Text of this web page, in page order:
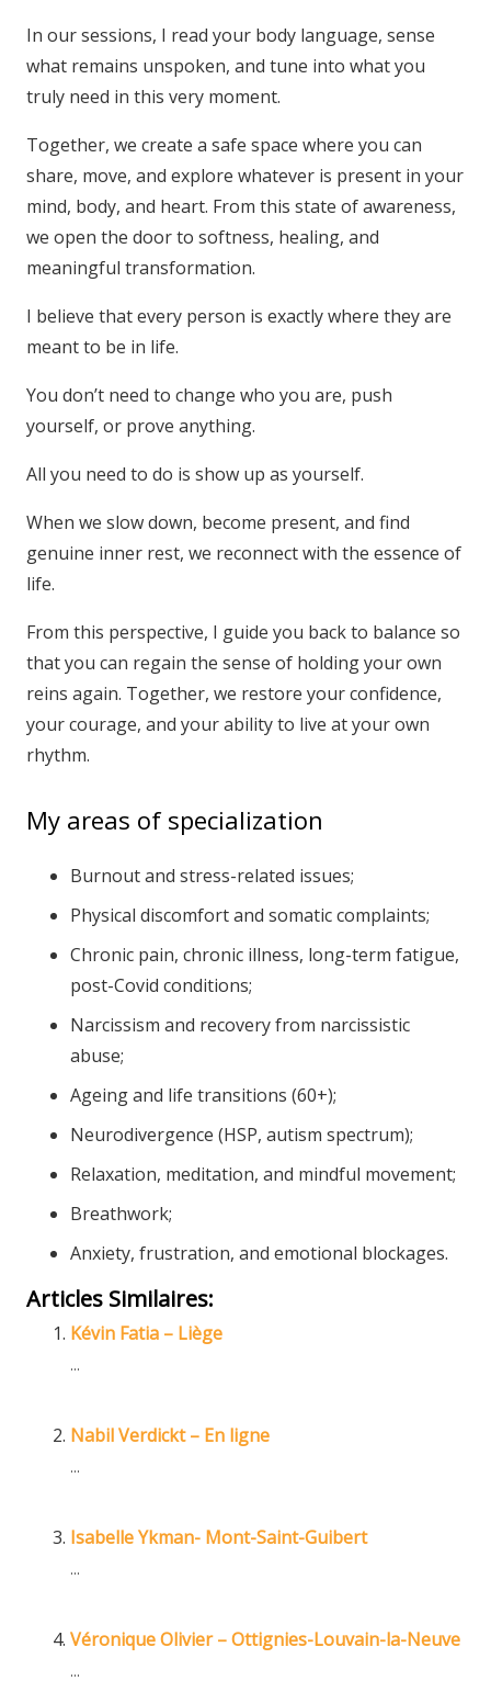
In our sessions, I read your body language, sense
what remains unspoken, and tune into what you
truly need in this very moment.
Together, we create a safe space where you can
share, move, and explore whatever is present in your
mind, body, and heart. From this state of awareness,
we open the door to softness, healing, and
meaningful transformation.
I believe that every person is exactly where they are
meant to be in life.
You don’t need to change who you are, push
yourself, or prove anything.
All you need to do is show up as yourself.
When we slow down, become present, and find
genuine inner rest, we reconnect with the essence of
life.
From this perspective, I guide you back to balance so
that you can regain the sense of holding your own
reins again. Together, we restore your confidence,
your courage, and your ability to live at your own
rhythm.
My areas of specialization
Burnout and stress-related issues;
Physical discomfort and somatic complaints;
Chronic pain, chronic illness, long-term fatigue,
post-Covid conditions;
Narcissism and recovery from narcissistic
abuse;
Ageing and life transitions (60+);
Neurodivergence (HSP, autism spectrum);
Relaxation, meditation, and mindful movement;
Breathwork;
Anxiety, frustration, and emotional blockages.
Articles Similaires:
Kévin Fatia – Liège
...
Nabil Verdickt – En ligne
...
Isabelle Ykman- Mont-Saint-Guibert
...
Véronique Olivier – Ottignies-Louvain-la-Neuve
...